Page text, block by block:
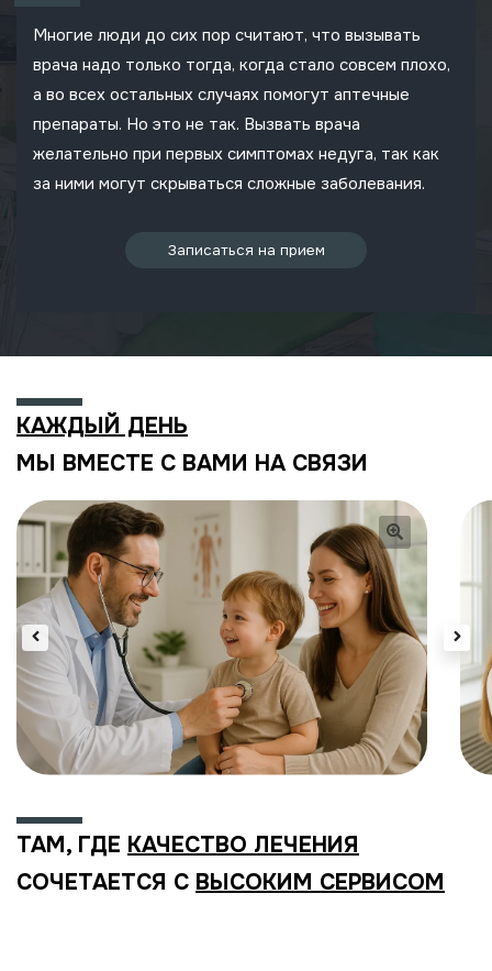
Многие люди до сих пор считают, что вызывать
врача надо только тогда, когда стало совсем плохо,
а во всех остальных случаях помогут аптечные
препараты. Но это не так. Вызвать врача
желательно при первых симптомах недуга, так как
за ними могут скрываться сложные заболевания.
Записаться на прием
КАЖДЫЙ ДЕНЬ
МЫ ВМЕСТЕ С ВАМИ НА СВЯЗИ
ТАМ, ГДЕ КАЧЕСТВО ЛЕЧЕНИЯ
СОЧЕТАЕТСЯ С ВЫСОКИМ СЕРВИСОМ